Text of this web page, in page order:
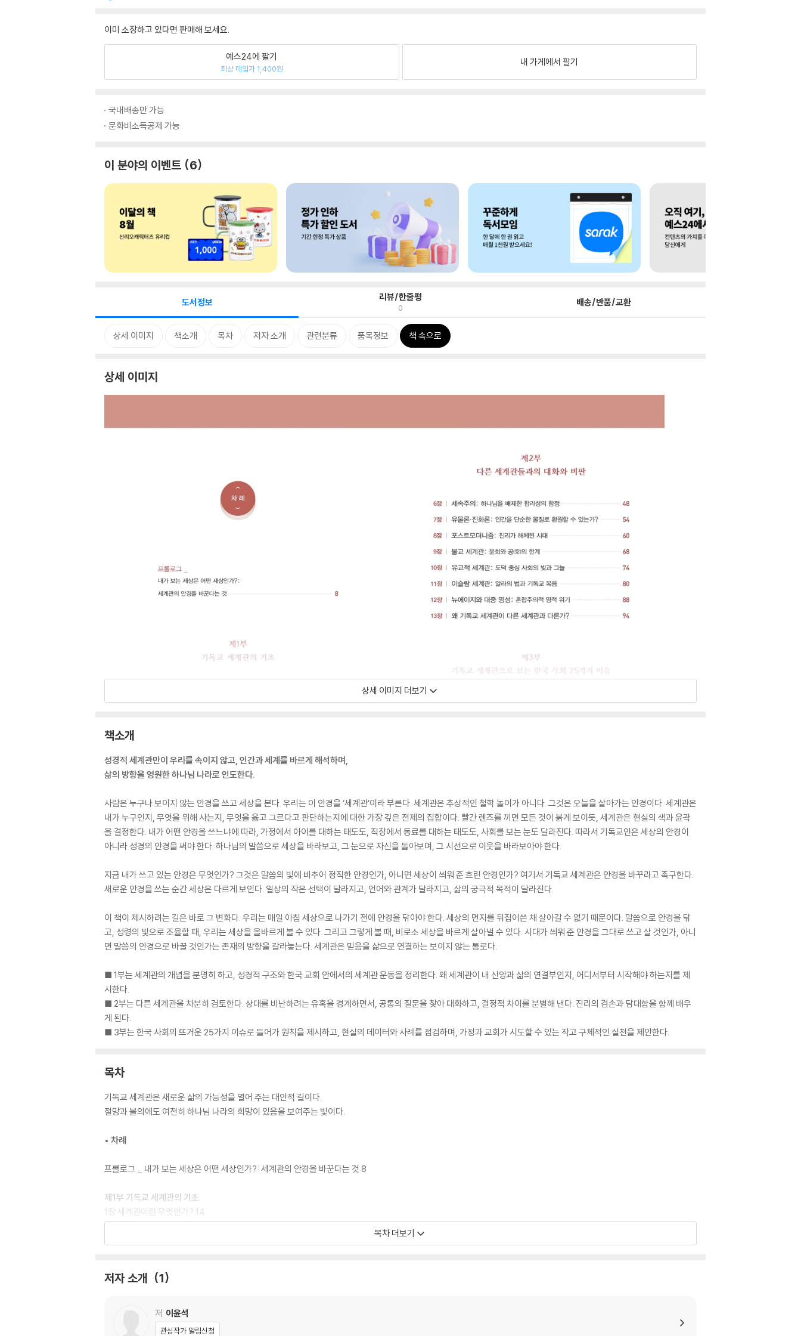
이미 소장하고 있다면 판매해 보세요.
예스24에 팔기
최상 매입가 1,400원
내 가게에서 팔기
국내배송만 가능
문화비소득공제 가능
이 분야의 이벤트 6
도서정보 리뷰/한줄평
0 배송/반품/교환
상세 이미지 책소개 목차 저자 소개 관련분류 품목정보 책 속으로
상세 이미지
상세 이미지 더보기
책소개
성경적 세계관만이 우리를 속이지 않고, 인간과 세계를 바르게 해석하며,
삶의 방향을 영원한 하나님 나라로 인도한다.
사람은 누구나 보이지 않는 안경을 쓰고 세상을 본다. 우리는 이 안경을 ‘세계관’이라 부른다. 세계관은 추상적인 철학 놀이가 아니다. 그것은 오늘을 살아가는 안경이다. 세계관은
내가 누구인지, 무엇을 위해 사는지, 무엇을 옳고 그르다고 판단하는지에 대한 가장 깊은 전제의 집합이다. 빨간 렌즈를 끼면 모든 것이 붉게 보이듯, 세계관은 현실의 색과 윤곽
을 결정한다. 내가 어떤 안경을 쓰느냐에 따라, 가정에서 아이를 대하는 태도도, 직장에서 동료를 대하는 태도도, 사회를 보는 눈도 달라진다. 따라서 기독교인은 세상의 안경이
아니라 성경의 안경을 써야 한다. 하나님의 말씀으로 세상을 바라보고, 그 눈으로 자신을 돌아보며, 그 시선으로 이웃을 바라보아야 한다.
지금 내가 쓰고 있는 안경은 무엇인가? 그것은 말씀의 빛에 비추어 정직한 안경인가, 아니면 세상이 씌워 준 흐린 안경인가? 여기서 기독교 세계관은 안경을 바꾸라고 촉구한다.
새로운 안경을 쓰는 순간 세상은 다르게 보인다. 일상의 작은 선택이 달라지고, 언어와 관계가 달라지고, 삶의 궁극적 목적이 달라진다.
이 책이 제시하려는 길은 바로 그 변화다. 우리는 매일 아침 세상으로 나가기 전에 안경을 닦아야 한다. 세상의 먼지를 뒤집어쓴 채 살아갈 수 없기 때문이다. 말씀으로 안경을 닦
고, 성령의 빛으로 조율할 때, 우리는 세상을 올바르게 볼 수 있다. 그리고 그렇게 볼 때, 비로소 세상을 바르게 살아낼 수 있다. 시대가 씌워 준 안경을 그대로 쓰고 살 것인가, 아니
면 말씀의 안경으로 바꿀 것인가는 존재의 방향을 갈라놓는다. 세계관은 믿음을 삶으로 연결하는 보이지 않는 통로다.
■ 1부는 세계관의 개념을 분명히 하고, 성경적 구조와 한국 교회 안에서의 세계관 운동을 정리한다. 왜 세계관이 내 신앙과 삶의 연결부인지, 어디서부터 시작해야 하는지를 제
시한다.
■ 2부는 다른 세계관을 차분히 검토한다. 상대를 비난하려는 유혹을 경계하면서, 공통의 질문을 찾아 대화하고, 결정적 차이를 분별해 낸다. 진리의 겸손과 담대함을 함께 배우
게 된다.
■ 3부는 한국 사회의 뜨거운 25가지 이슈로 들어가 원칙을 제시하고, 현실의 데이터와 사례를 점검하며, 가정과 교회가 시도할 수 있는 작고 구체적인 실천을 제안한다.
목차
기독교 세계관은 새로운 삶의 가능성을 열어 주는 대안적 길이다.
절망과 불의에도 여전히 하나님 나라의 희망이 있음을 보여주는 빛이다.
• 차례
프롤로그 _ 내가 보는 세상은 어떤 세상인가?: 세계관의 안경을 바꾼다는 것 8
제1부 기독교 세계관의 기초
1장 세계관이란 무엇인가? 14
2장 기독교 세계관의 형성 배경과 사상가들 20
6장 세속주의: 하나님을 배제한 합리성의 함정 48
7장 유물론·진화론: 인간을 단순한 물질로 환원할 수 있는가? 54
목차 더보기
저자 소개 1
저 이윤석
관심작가 알림신청